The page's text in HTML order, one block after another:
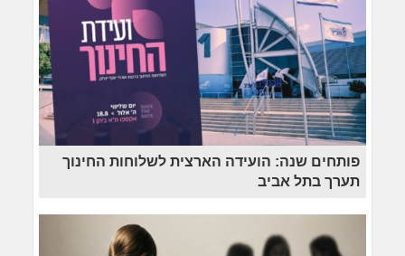
פותחים שנה: הועידה הארצית לשלוחות החינוך
תערך בתל אביב